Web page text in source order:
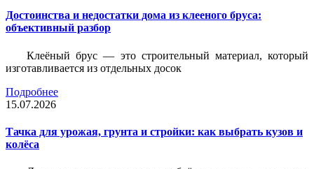
Достоинства и недостатки дома из клееного бруса:
объективный разбор
Клеёный брус — это строительный материал, который
изготавливается из отдельных досок
Подробнее
15.07.2026
Тачка для урожая, грунта и стройки: как выбрать кузов и
колёса